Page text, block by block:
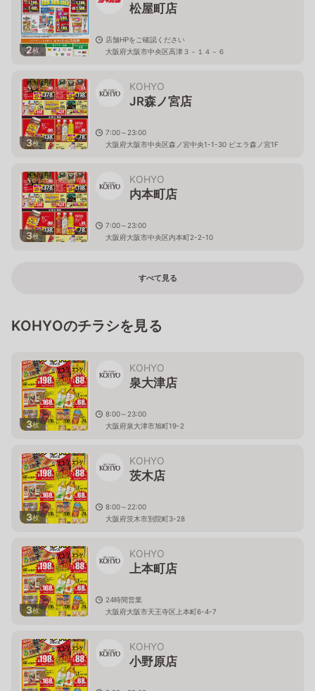
2枚
松屋町店
店舗HPをご確認ください
大阪府大阪市中央区高津３－１４－６
3枚
KOHYO
JR森ノ宮店
7:00～23:00
大阪府大阪市中央区森ノ宮中央1-1-30 ビエラ森ノ宮1F
3枚
KOHYO
内本町店
7:00～23:00
大阪府大阪市中央区内本町2-2-10
すべて見る
KOHYOのチラシを見る
3枚
KOHYO
泉大津店
8:00～23:00
大阪府泉大津市旭町19-2
3枚
KOHYO
茨木店
8:00～22:00
大阪府茨木市別院町3-28
3枚
KOHYO
上本町店
24時間営業
大阪府大阪市天王寺区上本町6-4-7
KOHYO
小野原店